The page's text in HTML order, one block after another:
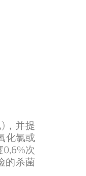
，并提
化氯或
0,6%次
的杀菌